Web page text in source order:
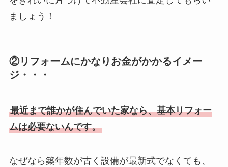
ましょう！
②リフォームにかなりお金がかかるイメー
ジ・・・
最近まで誰かが住んでいた家なら、基本リフォー
ムは必要ないんです。
なぜなら築年数が古く設備が最新式でなくても、